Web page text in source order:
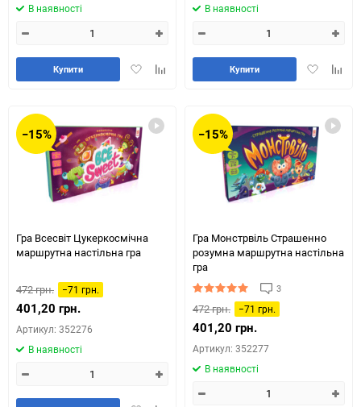
В наявності
ДодатиДодайте
порівняння
Купити
В наявності
Додати
Купити
−15%
Гра Всесвіт Цукеркосмічна
маршрутна настільна гра
472 грн. −71 грн.
401,20 грн.
Артикул: 352276
В наявності
−15%
Гра Монстрвіль Страшенно
розумна маршрутна настільна
гра
3
472 грн. −71 грн.
401,20 грн.
Артикул: 352277
В наявності